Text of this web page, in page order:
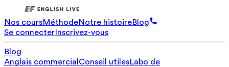
Nos coursMéthodeNotre histoireBlog
Se connecterInscrivez-vous
Blog
Anglais commercial Conseil utilesLabo de